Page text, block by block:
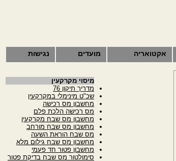
אקטואריה מועדים נגישות
מיסוי מקרקעין
מדריך תיקון 76
שכ"ט מינימלי במקרקעין
מחשבון מס רכישה
מס רכישה הלכת פלם
מחשבון מס שבח מקרקעין
מחשבון מס שבח מורחב
מס שבח הוראת השעה
מחשבון מס שבח גילום מלא
מחשבון פטור חד פעמי
סימולטור מס שבח בדיקת פטור